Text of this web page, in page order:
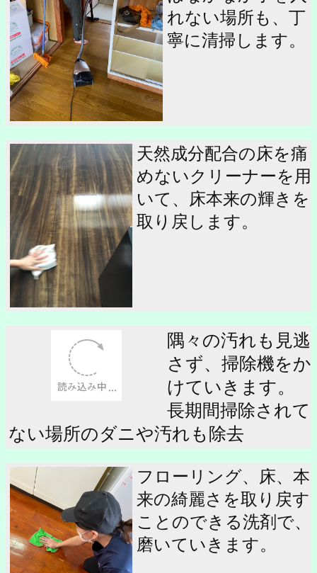
れない場所も、丁
寧に清掃します。
天然成分配合の床を痛
めないクリーナーを用
いて、床本来の輝きを
取り戻します。
隅々の汚れも見逃
さず、掃除機をか
けていきます。
長期間掃除されて
ない場所のダニや汚れも除去
フローリング、床、本
来の綺麗さを取り戻す
ことのできる洗剤で、
磨いていきます。